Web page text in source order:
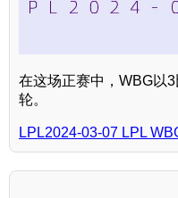
在这场正赛中，WBG以
轮。
LPL2024-03-07 LPL